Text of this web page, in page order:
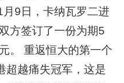
9日，卡纳瓦罗二进
方签订了一份为期5
。 重返恒大的第一个
超越痛失冠军，这是